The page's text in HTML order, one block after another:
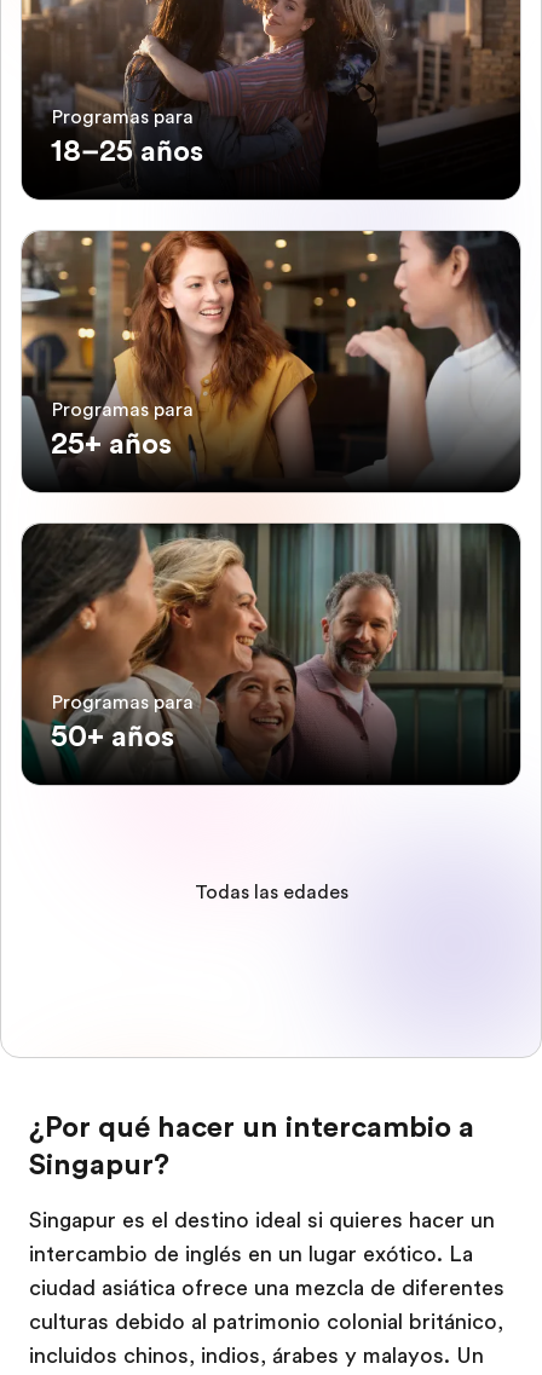
Programas para
18–25 años
Programas para
25+ años
Programas para
50+ años
Todas las edades
¿Por qué hacer un intercambio a
Singapur?
Singapur es el destino ideal si quieres hacer un
intercambio de inglés en un lugar exótico. La
ciudad asiática ofrece una mezcla de diferentes
culturas debido al patrimonio colonial británico,
incluidos chinos, indios, árabes y malayos. Un